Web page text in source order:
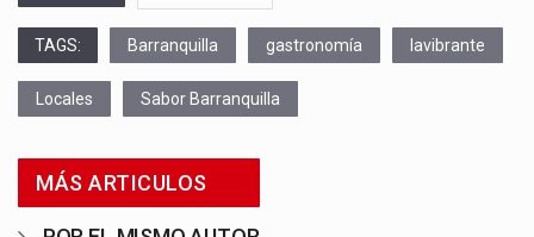
TAGS: Barranquilla gastronomía lavibrante
Locales Sabor Barranquilla
MÁS ARTICULOS